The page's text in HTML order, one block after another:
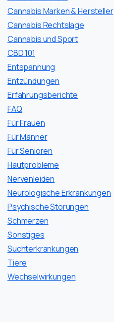
Cannabis Marken & Hersteller
Cannabis Rechtslage
Cannabis und Sport
CBD 101
Entspannung
Entzündungen
Erfahrungsberichte
FAQ
Für Frauen
Für Männer
Für Senioren
Hautprobleme
Nervenleiden
Neurologische Erkrankungen
Psychische Störungen
Schmerzen
Sonstiges
Suchterkrankungen
Tiere
Wechselwirkungen